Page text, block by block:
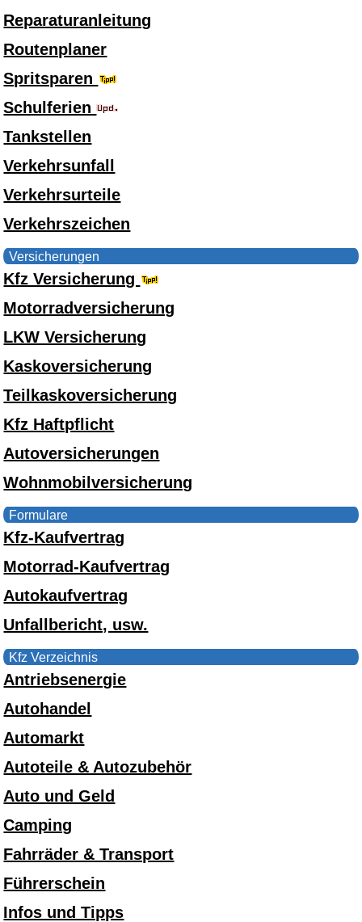
Reparaturanleitung
Routenplaner
Spritsparen
Schulferien
Tankstellen
Verkehrsunfall
Verkehrsurteile
Verkehrszeichen
Versicherungen
Kfz Versicherung
Motorradversicherung
LKW Versicherung
Kaskoversicherung
Teilkaskoversicherung
Kfz Haftpflicht
Autoversicherungen
Wohnmobilversicherung
Formulare
Kfz-Kaufvertrag
Motorrad-Kaufvertrag
Autokaufvertrag
Unfallbericht, usw.
Kfz Verzeichnis
Antriebsenergie
Autohandel
Automarkt
Autoteile & Autozubehör
Auto und Geld
Camping
Fahrräder & Transport
Führerschein
Infos und Tipps